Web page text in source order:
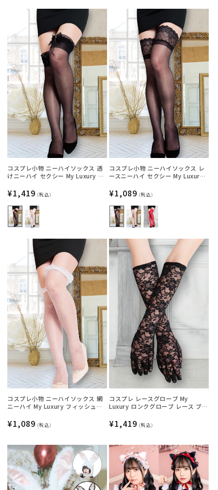
コスプレ小物 ニーハイソックス 透
けニーハイ セクシー My Luxury シ
レディース フリーサイズ ブラック
【クリアストーン】
通
常
価
格
¥1,419 (税込)
コスプレ小物 ニーハイソックス レ
ースニーハイ セクシー My Luxury
ド レディース フリーサイズ ブラッ
ク【クリアストーン】
通
常
価
格
¥1,089 (税込)
コスプレ小物 ニーハイソックス 網
ニーハイ My Luxury フィッシュネ
リーサイズ ホワイト【クリアスト
ーン】
通
価
格
¥1,089 (税込)
コスプレ レースグローブ My
Luxury ロンクグローブ レース ブラ
ック【クリアストーン】
通
価
¥1,419 (税込)